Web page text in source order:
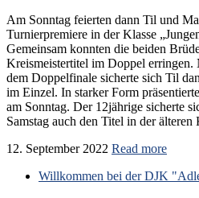
Am Sonntag feierten dann Til und
Turnierpremiere in der Klasse
Gemeinsam konnten die beiden
Kreismeistertitel im Doppel
dem Doppelfinale sicherte sich Til
im Einzel. In starker Form
am Sonntag. Der 12jährige sicherte
Samstag auch den Titel in der älteren
12. September 2022 Read more
Willkommen bei der DJK